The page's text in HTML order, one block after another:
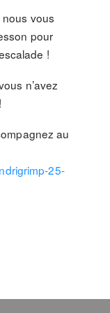
vous
pour
!
n’avez
au
25-